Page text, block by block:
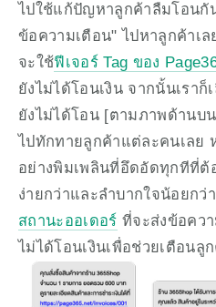
ไปใช้แก้ปัญหาลูกค้าลืมโอนกั
ข้อความเตือน" ไปหาลูกค้าเ
จะใช้ฟีเจอร์ Tag ของ
ยังไม่ได้โอนเงิน จากนั้นเราก็
ยังไม่ได้โอน [ตามภาพด้านบ
ไปทักทายลูกค้าแต่ละคนเลย
อย่างพิมเพลินที่อึดอัดทุกทีที่ต้
ง่ายกว่าและลำบากใจน้อยกว่
สถานะออเดอร์ ที่จะส่งข้อคว
ไม่ได้โอนเงินเพื่อช่วยเตือนลู